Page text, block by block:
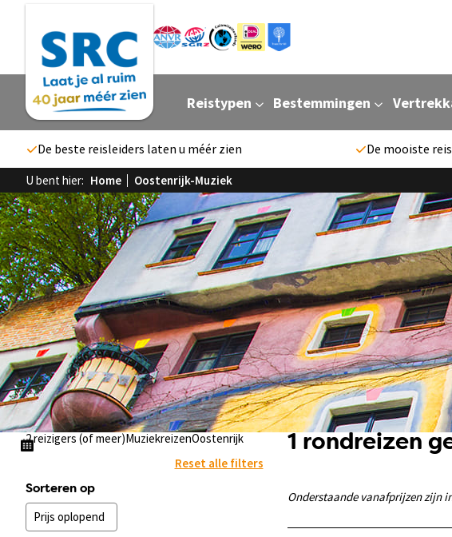
Reistypen Bestemmingen
De beste reisleiders laten u méér zien De mooiste
U bent hier: Home Oostenrijk-Muziek
2 reizigers (of meer)MuziekreizenOostenrijk
Reset alle filters
Sorteren op
1 rondreizen
Onderstaande vanafprijzen zijn